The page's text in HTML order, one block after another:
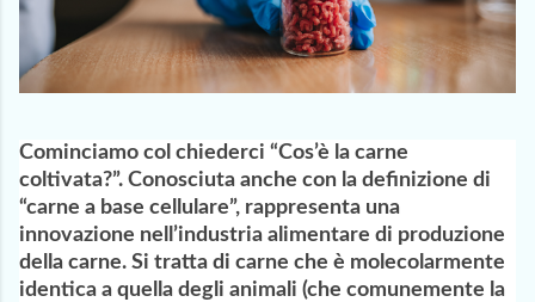
Cominciamo col chiederci “Cos’è la carne
coltivata?”. Conosciuta anche con la definizione di
“carne a base cellulare”, rappresenta una
innovazione nell’industria alimentare di produzione
della carne. Si tratta di carne che è molecolarmente
identica a quella degli animali (che comunemente la